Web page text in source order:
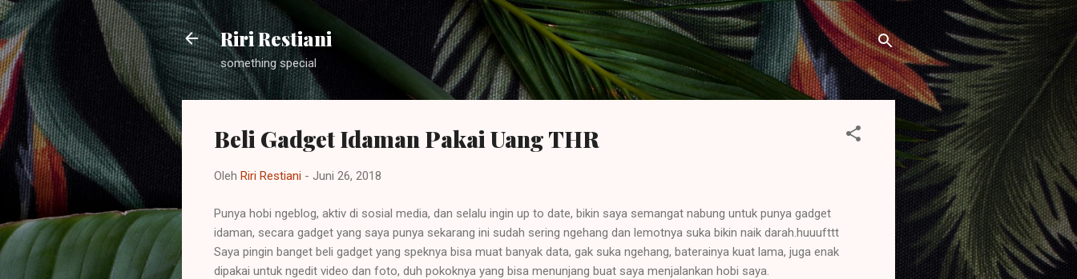
Langsung ke konten utama
Riri Restiani
something special
Beli Gadget Idaman Pakai Uang THR
Oleh Riri Restiani - Juni 26, 2018
Punya hobi ngeblog, aktiv di sosial media, dan selalu ingin up to date, bikin saya semangat nabung untuk punya gadget
idaman, secara gadget yang saya punya sekarang ini sudah sering ngehang dan lemotnya suka bikin naik darah.huuufttt
Saya pingin banget beli gadget yang speknya bisa muat banyak data, gak suka ngehang, baterainya kuat lama, juga enak
dipakai untuk ngedit video dan foto, duh pokoknya yang bisa menunjang buat saya menjalankan hobi saya.